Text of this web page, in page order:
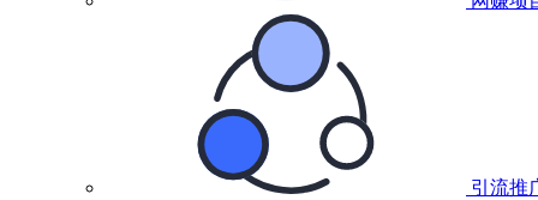
引流推